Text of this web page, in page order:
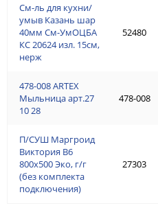
См-ль для кухни/
умыв Казань шар
40мм См-УмОЦБА
КС 20624 изл. 15см,
нерж
478-008 ARTEX
Мыльница арт.27
10 28
П/СУШ Маргроид
Виктория В6
800х500 Эко, г/г
(без комплекта
подключения)
52480
478-008
27303